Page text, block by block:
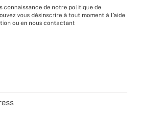
connaissance de notre politique de
vous désinscrire à tout moment à l’aide
ou en nous contactant